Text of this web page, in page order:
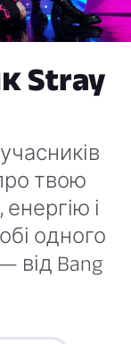
Stray
твою
і
одного
від Bang